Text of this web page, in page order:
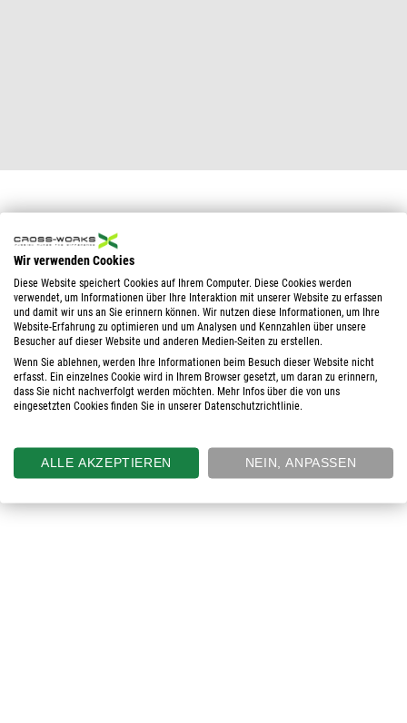
Wir verwenden Cookies
Diese Website speichert Cookies auf Ihrem Computer. Diese Cookies werden
verwendet, um Informationen über Ihre Interaktion mit unserer Website zu erfassen
und damit wir uns an Sie erinnern können. Wir nutzen diese Informationen, um Ihre
Website-Erfahrung zu optimieren und um Analysen und Kennzahlen über unsere
Besucher auf dieser Website und anderen Medien-Seiten zu erstellen.
Wenn Sie ablehnen, werden Ihre Informationen beim Besuch dieser Website nicht
erfasst. Ein einzelnes Cookie wird in Ihrem Browser gesetzt, um daran zu erinnern,
dass Sie nicht nachverfolgt werden möchten. Mehr Infos über die von uns
eingesetzten Cookies finden Sie in unserer Datenschutzrichtlinie.
ALLE AKZEPTIEREN NEIN, ANPASSEN